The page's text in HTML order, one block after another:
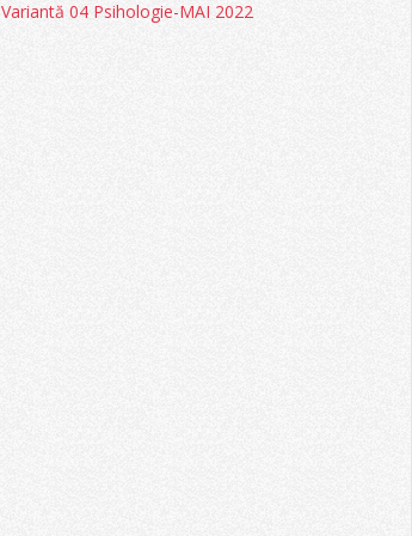
Variantă 04 Psihologie-MAI 2022